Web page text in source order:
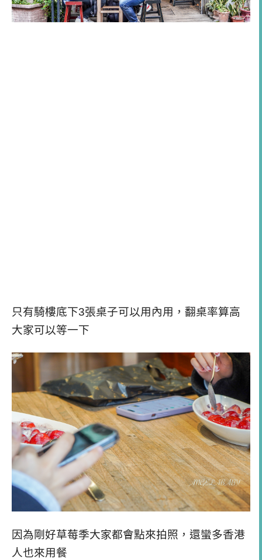
只有騎樓底下3張桌子可以用內用，翻桌率算高
大家可以等一下
因為剛好草莓季大家都會點來拍照，還蠻多香港
人也來用餐